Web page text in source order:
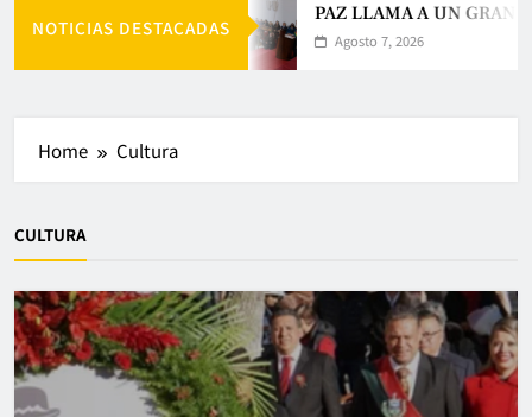
NOTICIAS DESTACADAS
PAZ LLAMA A UN GRAN
Agosto 7, 2026
Home Cultura
CULTURA